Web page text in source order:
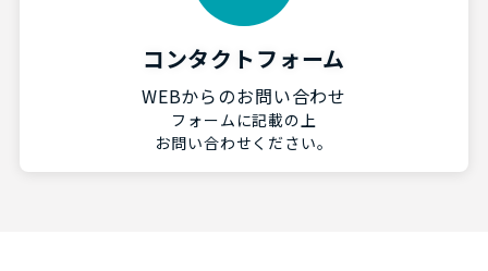
コンタクトフォーム
WEBからのお問い合わせ
フォームに記載の上
お問い合わせください。